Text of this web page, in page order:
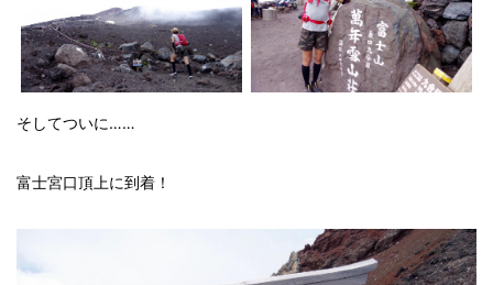
そしてついに……
富士宮口頂上に到着！